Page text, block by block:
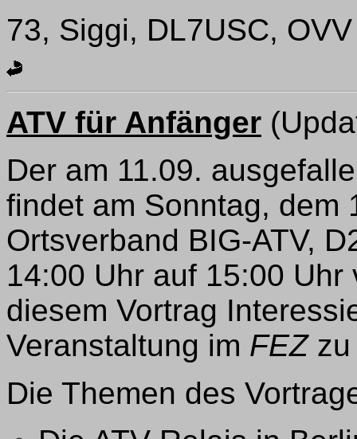
73, Siggi, DL7USC,
ATV für Anfänger
Der am 11.09.
findet am Sonntag, dem
Ortsverband BIG-ATV,
14:00 Uhr auf 15:00
diesem Vortrag
Veranstaltung im FEZzu
Die Themen des